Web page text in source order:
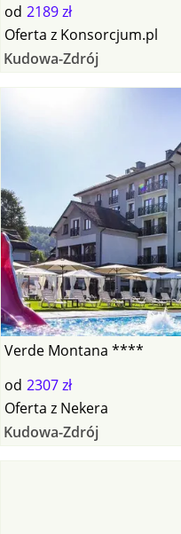
od 2189 zł
Oferta z Konsorcjum.pl
Kudowa-Zdrój
Verde Montana ****
od 2307 zł
Oferta z Nekera
Kudowa-Zdrój